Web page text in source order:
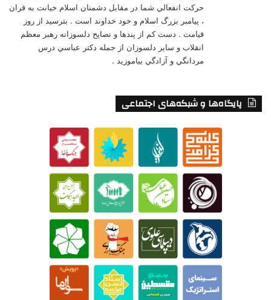
حركت انفعالي شما در مقابل دشمنان اسلام خيانت به قران
، پيامبر بزرگ اسلام و خود خداوند است . بترسيد از روز
قيامت . دست كم از پندها و نصايح دلسوزانه رهبر معظم
انقلاب و ساير دلسوزان از جمله دكتر عباسي درس
مردانگي و آزادگي بياموزيد .
پایگاه‌ها و شبکه‌های اجتماعی